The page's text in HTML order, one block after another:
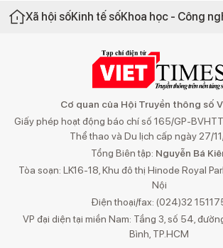
Xã hội sốKinh tế sốKhoa học - Công
Cơ quan của Hội Truyền thông số
Giấy phép hoạt động báo chí số 165/GP-
Thể thao và Du lịch cấp ngày 27/
Tổng Biên tập: Nguyễn Bá
Tòa soạn: LK16-18, Khu đô thị Hinode Royal
Nội
Điện thoại/fax: (024)32
VP đại diện tại miền Nam: Tầng 3, số 54,
Bình, TP.HCM